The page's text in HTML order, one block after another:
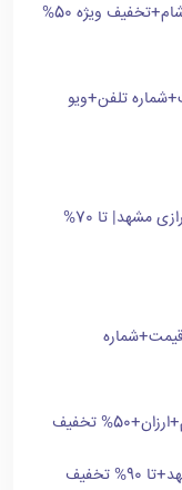
ویژه 50%
تلفن+ویو
اجاره و لیست سوئیت ها در خیابان نواب و شیرازی مشهد| تا 70%
تخفیف
تخفیف